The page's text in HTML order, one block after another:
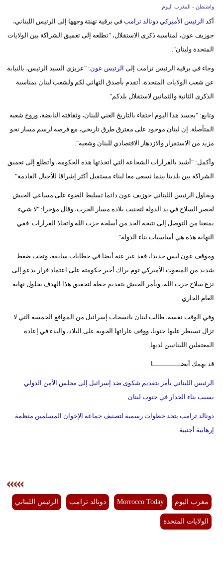
تعليم
أزياء
إسلامية
وتكنولوجيا
مدوَّنات
سيارات
واشنطن - المغرب اليوم
أكد الرئيس الأميركي دونالد ترامبفي برقية تهنئة وجهها إلى الرئيس اللبناني،
جوزيف عون، لمناسبة ذكرى الاستقلال، "تطلعه إلى تعميق الشراكة بين الولايات
المتحدة ولبنان".
وجاء في برقية الرئيس ترامب إلى الرئيس عون: "عزيزي السيد الرئيس، بالنيابة
عن شعب الولايات المتحدة، أتقدم بأصدق التهاني لكم ولشعب لبنان بمناسبة
الذكرى الثانية والثمانين لاستقلال بلدكم".
وتابع: "يجسد هذا اليوم احتفاء بالتاريخ الغني للبنان، وثقافته النابضة، وروح شعبه
المتأصلة. إن لبنان موجود على مفترق طرق تاريخي، مع فرصة لرسم مسار نحو
مزيد من الاستقرار والازدهار الاقتصادي للبنان وشعبه".
وأكمل: "أشيد بالقرارات الشجاعة التي اتخذتها هذه الحكومة، وأتطلع إلى تعميق
الشراكة بين بلدينا بينما نسعى معا لبناء مستقبل أكثر إشراقا للأجيال القادمة".
ويحاول الرئيس اللبناني جوزيف عون دائما تسليط الضوء على مساعي الجيش
لحصر السلاح في يد الدولة لتجنيب بلاده مسار الحرب، وقال مؤخرا: "لا شيء
يمنعنا من التوصل إلى نتيجة الحد من أسلحة حزب الله واتخاذ القرارات. ففي
النهاية هذه هي أساسيات بناء الدولة".
وموقف عون ليس جديدا، فقد عبر عنه أيضا في خطابات سابقة، وتحت ضغط
شديد من المبعوث الأميركي توم براك أجبر حكومته على اعتماد قرار يدعو إلى
نزع سلاح حزب الله، ويأمر الجيش بتقديم خطة لتحقيق هذا الهدف بحلول نهاية
العام الجاري.
وفي الوقت نفسه، طالب لبنان بانسحاب إسرائيل من المواقع الخمسة التي لا
تزال تسيطر عليها جنوبا، ووقف غاراتها الجوية على البلاد، والبدء في إعادة
المعتقلين اللبنانيين لديها.
قد يهمك أيضــــــــــــــا
الرئيس اللبناني يأمر بتقديم شكوى ضد إسرائيل إلى مجلس الأمن الدولي
بسبب بناء الجدار في جنوب لبنان
دونالد ترامب يتخذ خطوات رسمية لتصنيف جماعة الإخوان المسلمين منظمة
إرهابية أجنبية
مغرب اليوم Morrocco Today دونالد ترامب الرئيس اللبناني
الولايات المتحدة